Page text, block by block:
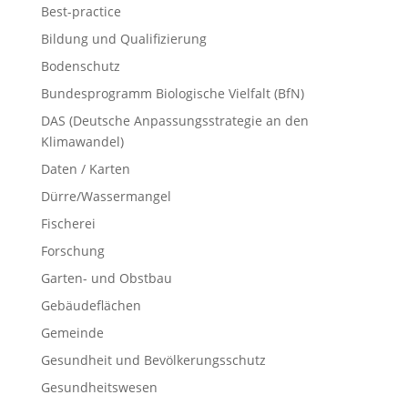
Best-practice
Bildung und Qualifizierung
Bodenschutz
Bundesprogramm Biologische Vielfalt (BfN)
DAS (Deutsche Anpassungsstrategie an den
Klimawandel)
Daten / Karten
Dürre/Wassermangel
Fischerei
Forschung
Garten- und Obstbau
Gebäudeflächen
Gemeinde
Gesundheit und Bevölkerungsschutz
Gesundheitswesen